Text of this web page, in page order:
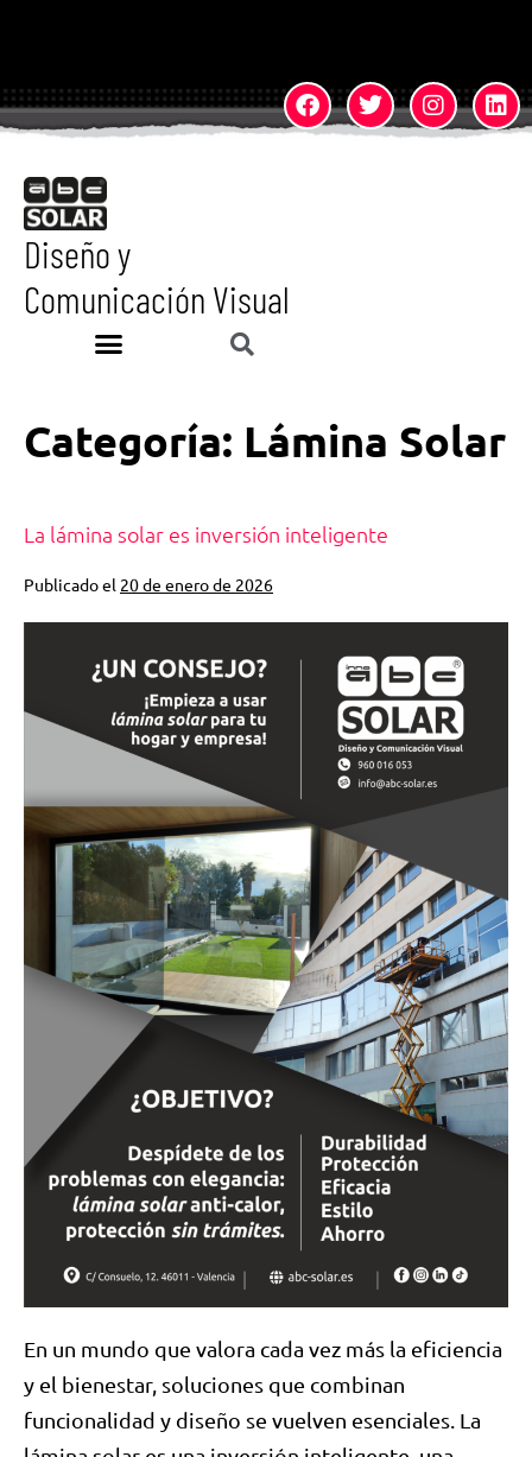
Diseño y
Comunicación Visual
Categoría: Lámina Solar
La lámina solar es inversión inteligente
Publicado el 20 de enero de 2026
En un mundo que valora cada vez más la eficiencia
y el bienestar, soluciones que combinan
funcionalidad y diseño se vuelven esenciales. La